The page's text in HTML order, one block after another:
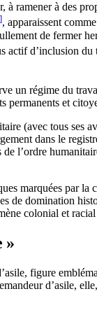
ramener à des
, apparaissent
de fermer
actif d’inclusion
un régime du
permanents et
(avec tous ses
dans le
l’ordre
marquées par
de domination
colonial et racial
»
figure
d’asile,